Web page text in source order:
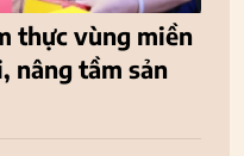
thực vùng miền
nâng tầm sản